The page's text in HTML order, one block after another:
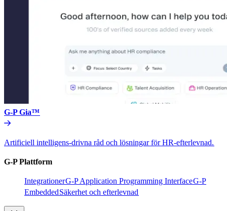
G-P Gia™​​
Artificiell intelligens-drivna råd och lösningar för HR-efterlevnad.​​
G-P Plattform​​
Integrationer​​G-P Application Programming Interface​​G-P
Embedded​​Säkerhet och efterlevnad​​